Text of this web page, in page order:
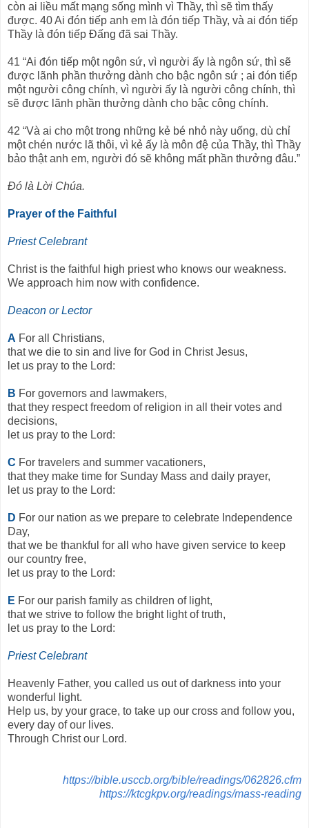
còn ai liều mất mạng sống mình vì Thầy, thì sẽ tìm thấy
được. 40 Ai đón tiếp anh em là đón tiếp Thầy, và ai đón tiếp
Thầy là đón tiếp Đấng đã sai Thầy.
41 “Ai đón tiếp một ngôn sứ, vì người ấy là ngôn sứ, thì sẽ
được lãnh phần thưởng dành cho bậc ngôn sứ ; ai đón tiếp
một người công chính, vì người ấy là người công chính, thì
sẽ được lãnh phần thưởng dành cho bậc công chính.
42 “Và ai cho một trong những kẻ bé nhỏ này uống, dù chỉ
một chén nước lã thôi, vì kẻ ấy là môn đệ của Thầy, thì Thầy
bảo thật anh em, người đó sẽ không mất phần thưởng đâu.”
Đó là Lời Chúa.
Prayer of the Faithful
Priest Celebrant
Christ is the faithful high priest who knows our weakness.
We approach him now with confidence.
Deacon or Lector
A For all Christians,
that we die to sin and live for God in Christ Jesus,
let us pray to the Lord:
B For governors and lawmakers,
that they respect freedom of religion in all their votes and
decisions,
let us pray to the Lord:
C For travelers and summer vacationers,
that they make time for Sunday Mass and daily prayer,
let us pray to the Lord:
D For our nation as we prepare to celebrate Independence
Day,
that we be thankful for all who have given service to keep
our country free,
let us pray to the Lord:
E For our parish family as children of light,
that we strive to follow the bright light of truth,
let us pray to the Lord:
Priest Celebrant
Heavenly Father, you called us out of darkness into your
wonderful light.
Help us, by your grace, to take up our cross and follow you,
every day of our lives.
Through Christ our Lord.
https://bible.usccb.org/bible/readings/062826.cfm
https://ktcgkpv.org/readings/mass-reading